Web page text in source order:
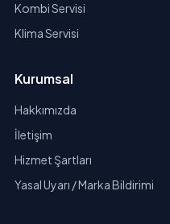
Kombi Servisi
Klima Servisi
Kurumsal
Hakkımızda
İletişim
Hizmet Şartları
Yasal Uyarı / Marka Bildirimi